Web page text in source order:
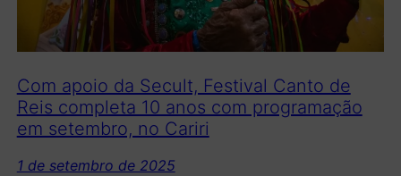
Com apoio da Secult, Festival Canto de
Reis completa 10 anos com programação
em setembro, no Cariri
1 de setembro de 2025